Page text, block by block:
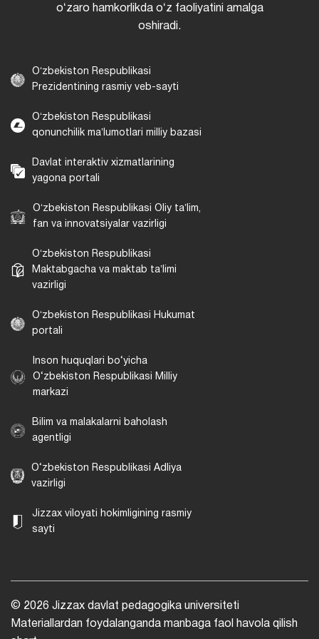
oʻzaro hamkorlikda oʻz faoliyatini amalga
oshiradi.
Oʻzbekiston Respublikasi
Prezidentining rasmiy veb-sayti
Oʻzbekiston Respublikasi
qonunchilik maʼlumotlari milliy bazasi
Davlat interaktiv xizmatlarining
yagona portali
Oʻzbekiston Respublikasi Oliy taʼlim,
fan va innovatsiyalar vazirligi
Oʻzbekiston Respublikasi
Maktabgacha va maktab taʼlimi
vazirligi
Oʻzbekiston Respublikasi Hukumat
portali
Inson huquqlari bo‘yicha
O‘zbekiston Respublikasi Milliy
markazi
Bilim va malakalarni baholash
agentligi
O‘zbekiston Respublikasi Adliya
vazirligi
Jizzax viloyati hokimligining rasmiy
sayti
© 2026 Jizzax davlat pedagogika universiteti
Materiallardan foydalanganda manbaga faol havola qilish